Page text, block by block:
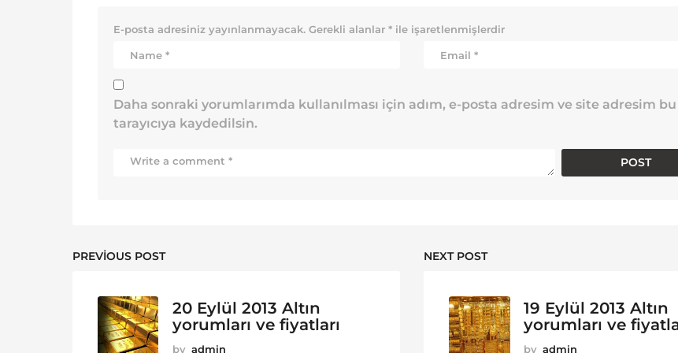
E-posta adresiniz yayınlanmayacak. Gerekli alanlar * ile işaretlenmişlerdir
Daha sonraki yorumlarımda kullanılması için adım, e-posta adresim ve site adresim bu
tarayıcıya kaydedilsin.
PREVIOUS POST
20 Eylül 2013 Altın
yorumları ve fiyatları
by admin
NEXT POST
19 Eylül 2013 Altın
yorumları ve
by admin